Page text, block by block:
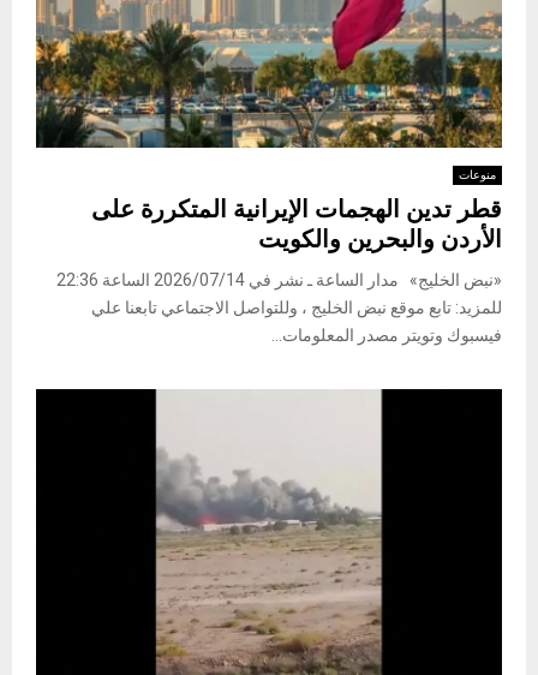
منوعات
قطر تدين الهجمات الإيرانية المتكررة على
الأردن والبحرين والكويت
«نبض الخليج» مدار الساعة ـ نشر في 2026/07/14 الساعة 22:36
للمزيد: تابع موقع نبض الخليج ، وللتواصل الاجتماعي تابعنا علي
فيسبوك وتويتر مصدر المعلومات...